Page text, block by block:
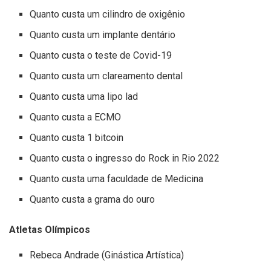
Quanto custa um cilindro de oxigênio
Quanto custa um implante dentário
Quanto custa o teste de Covid-19
Quanto custa um clareamento dental
Quanto custa uma lipo lad
Quanto custa a ECMO
Quanto custa 1 bitcoin
Quanto custa o ingresso do Rock in Rio 2022
Quanto custa uma faculdade de Medicina
Quanto custa a grama do ouro
Atletas Olímpicos
Rebeca Andrade (Ginástica Artística)